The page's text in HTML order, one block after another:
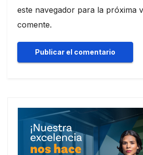
este navegador para la próxima
comente.